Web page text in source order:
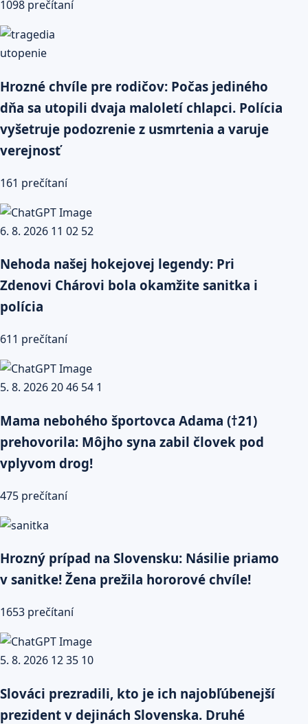
1098 prečítaní
Hrozné chvíle pre rodičov: Počas jediného
dňa sa utopili dvaja maloletí chlapci. Polícia
vyšetruje podozrenie z usmrtenia a varuje
verejnosť
161 prečítaní
Nehoda našej hokejovej legendy: Pri
Zdenovi Chárovi bola okamžite sanitka i
polícia
611 prečítaní
Mama nebohého športovca Adama (†21)
prehovorila: Môjho syna zabil človek pod
vplyvom drog!
475 prečítaní
Hrozný prípad na Slovensku: Násilie priamo
v sanitke! Žena prežila hororové chvíle!
1653 prečítaní
Slováci prezradili, kto je ich najobľúbenejší
prezident v dejinách Slovenska. Druhé